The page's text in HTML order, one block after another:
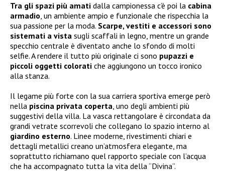
Tra gli spazi più amati dalla campionessa c’è poi la cabina
armadio, un ambiente ampio e funzionale che rispecchia la
sua passione per la moda. Scarpe, vestiti e accessori sono
sistemati a vista sugli scaffali in legno, mentre un grande
specchio centrale è diventato anche lo sfondo di molti
selfie. A rendere il tutto più originale ci sono pupazzi e
piccoli oggetti colorati che aggiungono un tocco ironico
alla stanza.
Il legame più forte con la sua carriera sportiva emerge però
nella piscina privata coperta, uno degli ambienti più
suggestivi della villa. La vasca rettangolare è circondata da
grandi vetrate scorrevoli che collegano lo spazio interno al
giardino esterno. Linee moderne, rivestimenti chiari e
dettagli metallici creano un’atmosfera elegante, ma
soprattutto richiamano quel rapporto speciale con l’acqua
che ha accompagnato tutta la vita della “Divina”.